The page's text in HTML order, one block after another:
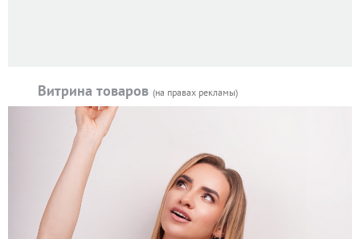
Витрина товаров (на правах рекламы)